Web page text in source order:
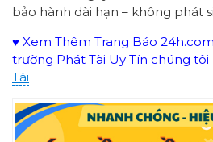
bảo hành dài hạn – không phát
♥ Xem Thêm Trang Báo
trường Phát Tài Uy Tín chúng tôi
Tài